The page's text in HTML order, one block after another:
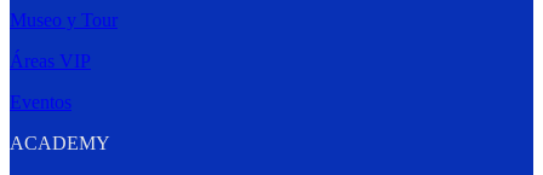
Museo y Tour
Áreas VIP
Eventos
ACADEMY